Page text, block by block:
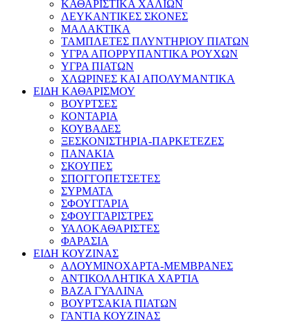
ΚΑΘΑΡΙΣΤΙΚΑ ΧΑΛΙΩΝ
ΛΕΥΚΑΝΤΙΚΕΣ ΣΚΟΝΕΣ
ΜΑΛΑΚΤΙΚΑ
ΤΑΜΠΛΕΤΕΣ ΠΛΥΝΤΗΡΙΟΥ ΠΙΑΤΩΝ
ΥΓΡΑ ΑΠΟΡΡΥΠΑΝΤΙΚΑ ΡΟΥΧΩΝ
ΥΓΡΑ ΠΙΑΤΩΝ
ΧΛΩΡΙΝΕΣ ΚΑΙ ΑΠΟΛΥΜΑΝΤΙΚΑ
ΕΙΔΗ ΚΑΘΑΡΙΣΜΟΥ
ΒΟΥΡΤΣΕΣ
ΚΟΝΤΑΡΙΑ
ΚΟΥΒΑΔΕΣ
ΞΕΣΚΟΝΙΣΤΗΡΙΑ-ΠΑΡΚΕΤΕΖΕΣ
ΠΑΝΑΚΙΑ
ΣΚΟΥΠΕΣ
ΣΠΟΓΓΟΠΕΤΣΕΤΕΣ
ΣΥΡΜΑΤΑ
ΣΦΟΥΓΓΑΡΙΑ
ΣΦΟΥΓΓΑΡΙΣΤΡΕΣ
ΥΑΛΟΚΑΘΑΡΙΣΤΕΣ
ΦΑΡΑΣΙΑ
ΕΙΔΗ ΚΟΥΖΙΝΑΣ
ΑΛΟΥΜΙΝΟΧΑΡΤΑ-ΜΕΜΒΡΑΝΕΣ
ΑΝΤΙΚΟΛΛΗΤΙΚΑ ΧΑΡΤΙΑ
ΒΑΖΑ ΓΥΑΛΙΝΑ
ΒΟΥΡΤΣΑΚΙΑ ΠΙΑΤΩΝ
ΓΑΝΤΙΑ ΚΟΥΖΙΝΑΣ